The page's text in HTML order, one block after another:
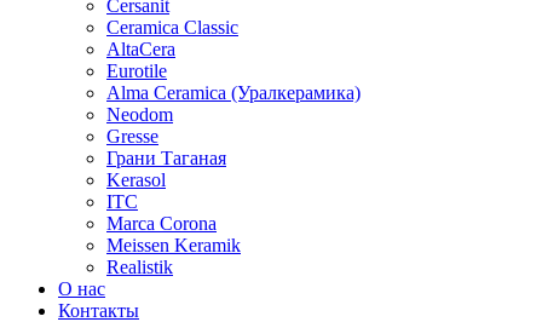
Cersanit
Ceramica Classic
AltaCera
Eurotile
Alma Ceramica (Уралкерамика)
Neodom
Gresse
Грани Таганая
Kerasol
ITC
Marca Corona
Meissen Keramik
Realistik
О нас
Контакты